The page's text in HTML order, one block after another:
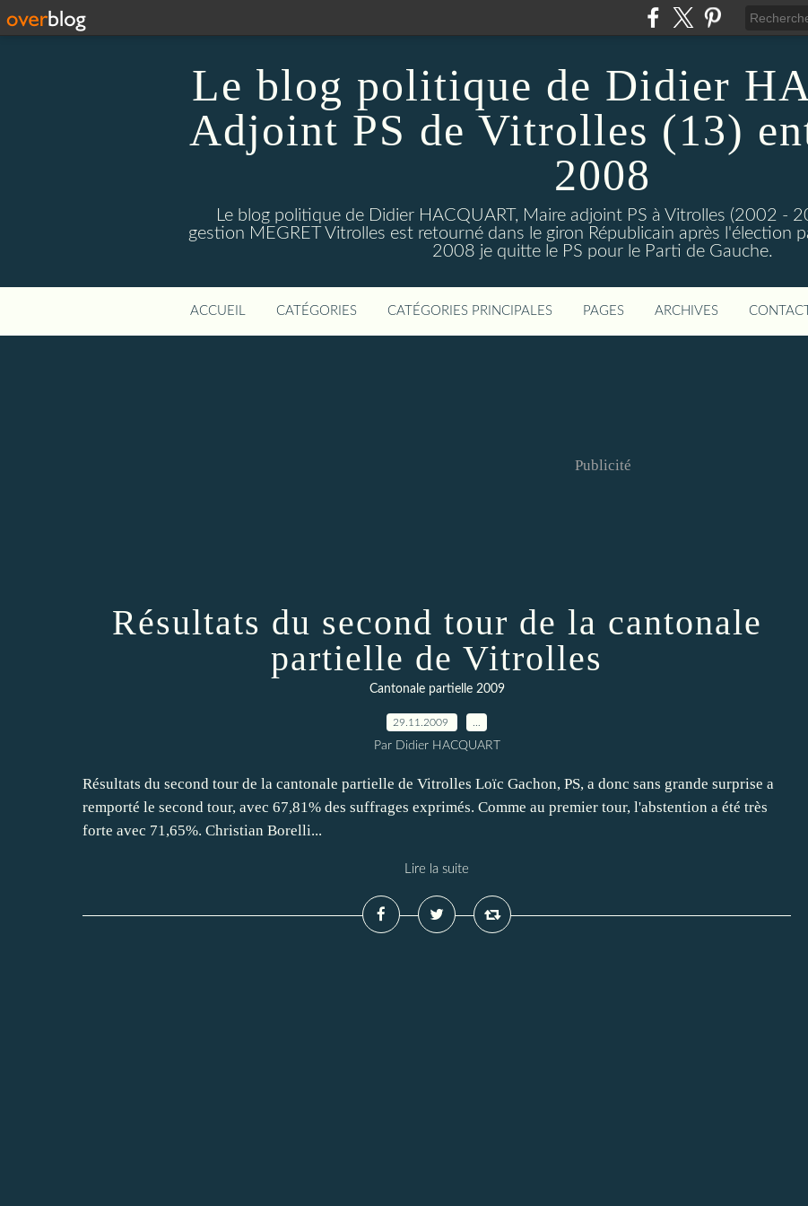
Le blog politique de Didier
Adjoint PS de Vitrolles (13)
2008
Le blog politique de Didier HACQUART, Maire adjoint PS à Vitrolles (2002 -
gestion MEGRET Vitrolles est retourné dans le giron Républicain après l'élection
2008 je quitte le PS pour le Parti de Gauche.
ACCUEIL CATÉGORIES CATÉGORIES PRINCIPALES PAGES ARCHIVES CONTACT
Publicité
Résultats du second tour de la cantonale
partielle de Vitrolles
Cantonale partielle 2009
29.11.2009
Par Didier HACQUART
Résultats du second tour de la cantonale partielle de Vitrolles Loïc Gachon, PS, a donc sans grande surprise a
remporté le second tour, avec 67,81% des suffrages exprimés. Comme au premier tour, l'abstention a été très
forte avec 71,65%. Christian Borelli...
Lire la suite